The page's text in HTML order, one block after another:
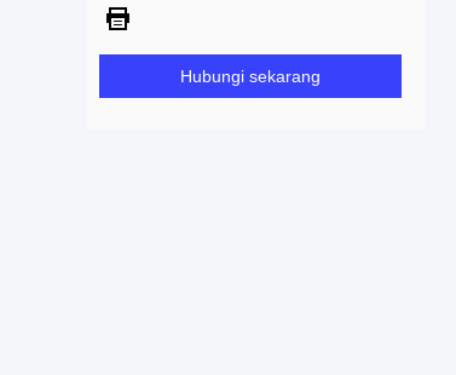
Hubungi sekarang